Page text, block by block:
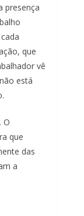
presença
que
vê
está
O
que
das
a